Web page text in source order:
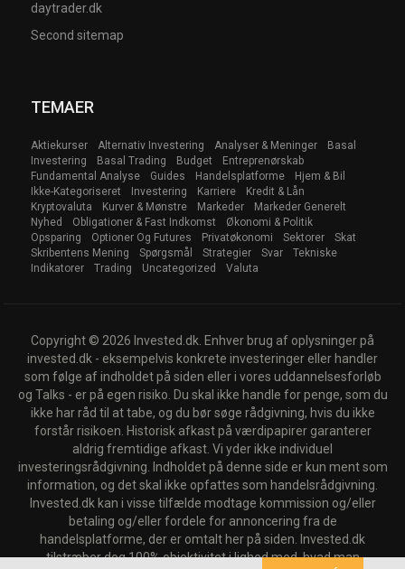
daytrader.dk
Second sitemap
TEMAER
Aktiekurser Alternativ Investering Analyser & Meninger
Basal
Investering
Basal Trading Budget
Entreprenørskab
Fundamental Analyse
Guides Handelsplatforme
Hjem & Bil
Ikke-Kategoriseret
Investering Karriere
Kredit & Lån
Kryptovaluta
Kurver & Mønstre Markeder
Markeder Generelt
Nyhed
Obligationer & Fast Indkomst
Økonomi & Politik
Opsparing
Optioner Og Futures Privatøkonomi Sektorer
Skat
Skribentens Mening
Spørgsmål Strategier Svar
Tekniske
Indikatorer
Trading Uncategorized Valuta
Copyright © 2026 Invested.dk. Enhver brug af oplysninger på
invested.dk - eksempelvis konkrete investeringer eller handler
som følge af indholdet på siden eller i vores uddannelsesforløb
og Talks - er på egen risiko. Du skal ikke handle for penge, som du
ikke har råd til at tabe, og du bør søge rådgivning, hvis du ikke
forstår risikoen. Historisk afkast på værdipapirer garanterer
aldrig fremtidige afkast. Vi yder ikke individuel
investeringsrådgivning. Indholdet på denne side er kun ment som
information, og det skal ikke opfattes som handelsrådgivning.
Invested.dk kan i visse tilfælde modtage kommission og/eller
betaling og/eller fordele for annoncering fra de
handelsplatforme, der er omtalt her på siden. Invested.dk
tilstræber dog 100% objektivitet i lighed med, hvad man